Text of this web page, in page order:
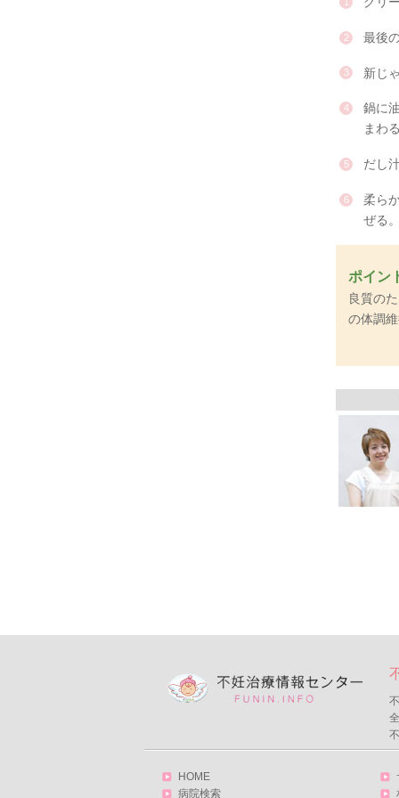
最後
新じ
鍋に
まわ
だし
柔ら
ぜる
ポイン
良質の
の体調
HOME
病院検索